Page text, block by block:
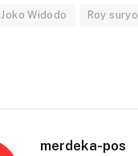
Joko Widodo Roy suryo
merdeka-pos